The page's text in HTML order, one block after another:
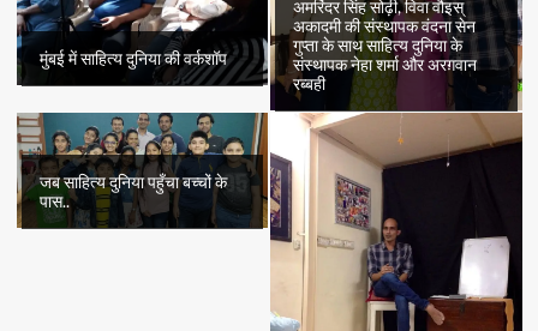
मुंबई में साहित्य दुनिया की वर्कशॉप
अमरिंदर सिंह सोढ़ी, विवा वौइस्
अकादमी की संस्थापक वंदना सेन
गुप्ता के साथ साहित्य दुनिया के
संस्थापक नेहा शर्मा और अरग़वान
रब्बही
जब साहित्य दुनिया पहुँचा बच्चों के
पास..